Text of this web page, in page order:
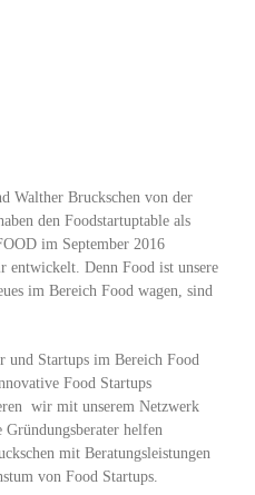
Walther Bruckschen von der
den Foodstartuptable als
im September 2016
entwickelt. Denn Food ist unsere
im Bereich Food wagen, sind
Startups im Bereich Food
Food Startups
wir mit unserem Netzwerk
helfen
mit Beratungsleistungen
von Food Startups.